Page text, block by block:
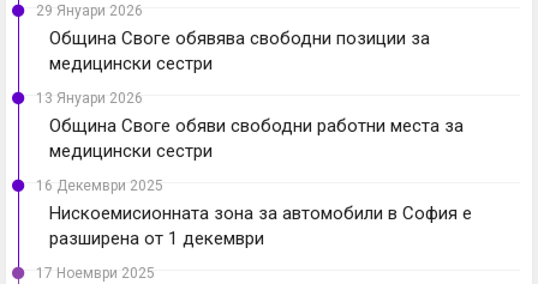
29 Януари 2026
Община Своге обявява свободни позиции за
медицински сестри
13 Януари 2026
Община Своге обяви свободни работни места за
медицински сестри
16 Декември 2025
Нискоемисионната зона за автомобили в София е
разширена от 1 декември
17 Ноември 2025